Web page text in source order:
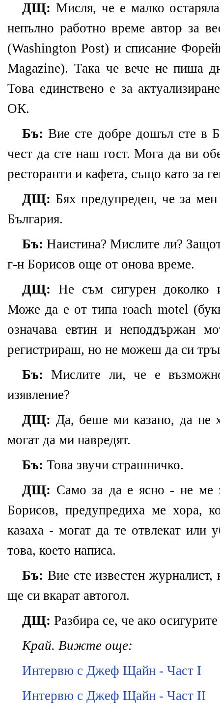
ДЩ: Мисля, че е малко
непълно работно време автор за
(Washington Post) и списание
Magazine). Така че вече не пиша
Това единствено е за
ОК.
Бъ:Вие сте добре дошъл сте в
чест да сте наш гост. Мога да ви
ресторанти и кафета, също като за
ДЩ: Бях предупреден, че за
България.
Бъ: Наистина? Мислите ли?
г-н Борисов още от онова време.
ДЩ: Не съм сигурен доколко
Може да е от типа roach motel
означава евтин и неподдържан
регистрираш, но не можеш да си
Бъ: Мислите ли, че е
изявление?
ДЩ: Да, беше ми казано, да не
могат да ми навредят.
Бъ: Това звучи страшничко.
ДЩ: Само за да е ясно - не ме
Борисов, предупредиха ме хора,
казаха - могат да те отвлекат или
това, което написа.
Бъ: Вие сте известен журналист,
ще си вкарат автогол.
ДЩ: Разбира се, че ако
Край. Вижте още:
Интервю с Джеф Щайн - Част I
Интервю с Джеф Щайн - Част II